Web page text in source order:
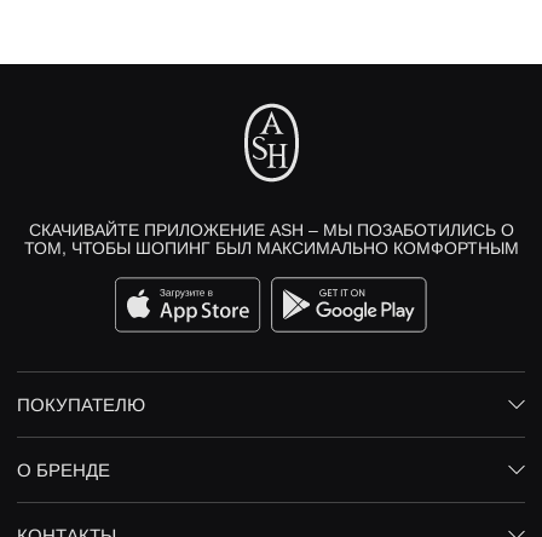
СКАЧИВАЙТЕ ПРИЛОЖЕНИЕ ASH – МЫ ПОЗАБОТИЛИСЬ О
ТОМ, ЧТОБЫ ШОПИНГ БЫЛ МАКСИМАЛЬНО КОМФОРТНЫМ
ПОКУПАТЕЛЮ
О БРЕНДЕ